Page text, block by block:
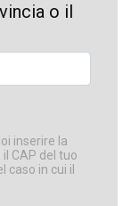
o il
inserire la
CAP del tuo
caso in cui il